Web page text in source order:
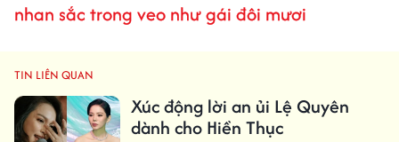
nhan sắc trong veo như gái đôi mươi
TIN LIÊN QUAN
Xúc động lời an ủi Lệ Quyên
dành cho Hiền Thục